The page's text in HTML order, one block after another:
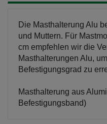
Die Masthalterung Alu
und Muttern. Für
cm empfehlen wir die
Masthalterungen Alu,
Befestigungsgrad zu
Masthalterung aus
Befestigungsband)